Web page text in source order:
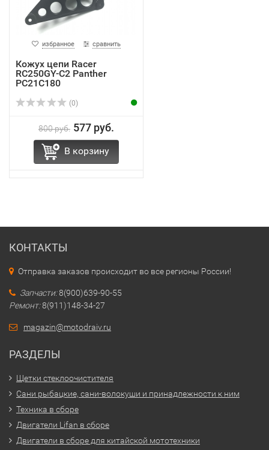
избранное сравнить
Кожух цепи Racer
RC250GY-C2 Panther
PC21C180
(0)
800 руб. 577 руб.
В корзину
КОНТАКТЫ
Отправка заказов происходит во все регионы России!
Запчасти:8(900)639-90-55
Ремонт:8(911)148-34-27
magazin@motodraiv.ru
РАЗДЕЛЫ
Щетки стеклоочистителя
Сани рыбацкие, сани-волокуши и принадлежности к ним
Техника в сборе
Двигатели Lifan в сборе
Двигатели в сборе для китайской мототехники